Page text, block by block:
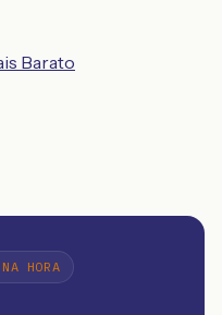
Barato
HORA